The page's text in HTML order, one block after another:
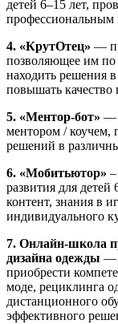
детей 6–15 лет,
профессиональным
4. «КрутОтец» —
позволяющее им по
находить решения
повышать
5. «Ментор-бот» —
ментором / коучем,
решений в
6. «Мобитьютор»
развития для детей
контент, знания в
индивидуального
7. Онлайн-школа
дизайна одежды —
приобрести
моде, рециклинга
дистанционного
эффективного